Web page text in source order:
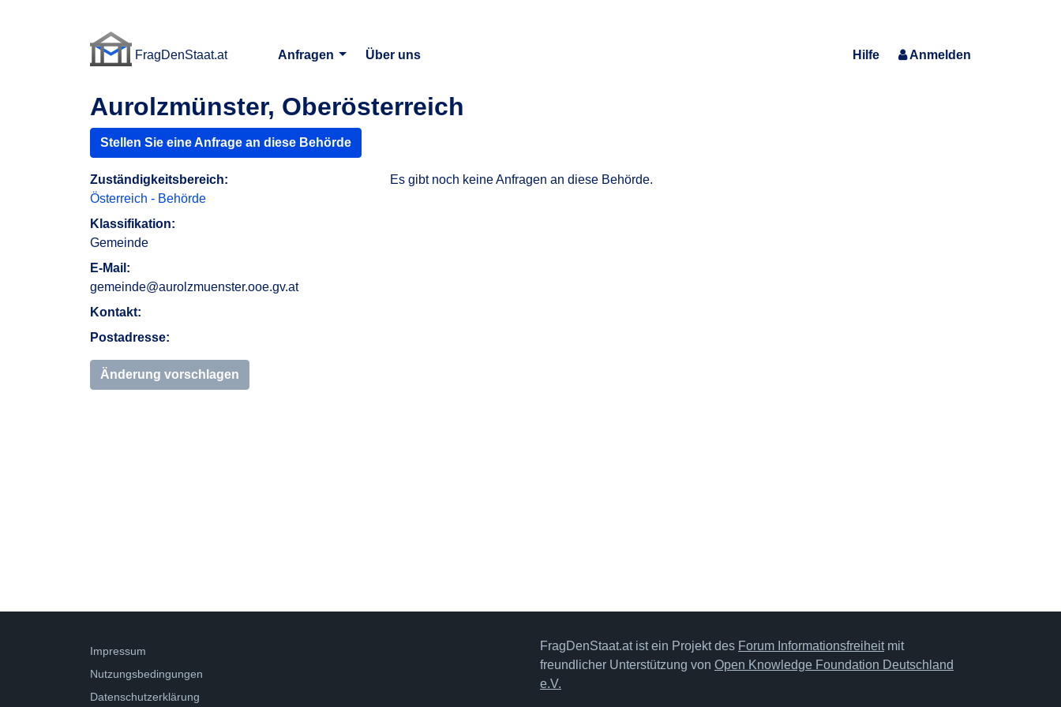
FragDenStaat.at
Anfragen
Über uns Hilfe Anmelden
Aurolzmünster, Oberösterreich
Stellen Sie eine Anfrage an diese Behörde
Zuständigkeitsbereich:
Österreich - Behörde
Klassifikation:
Gemeinde
E-Mail:
gemeinde@aurolzmuenster.ooe.gv.at
Kontakt:
Postadresse:
Änderung vorschlagen
Es gibt noch keine Anfragen an diese Behörde.
Impressum
Nutzungsbedingungen
Datenschutzerklärung
FragDenStaat.at ist ein Projekt des Forum Informationsfreiheitmit
freundlicher Unterstützung von Open Knowledge Foundation Deutschland
e.V.